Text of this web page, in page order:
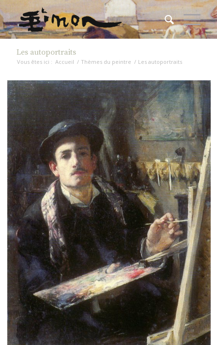
Les autoportraits
Vous êtes ici : Accueil / Thèmes du peintre / Les autoportraits